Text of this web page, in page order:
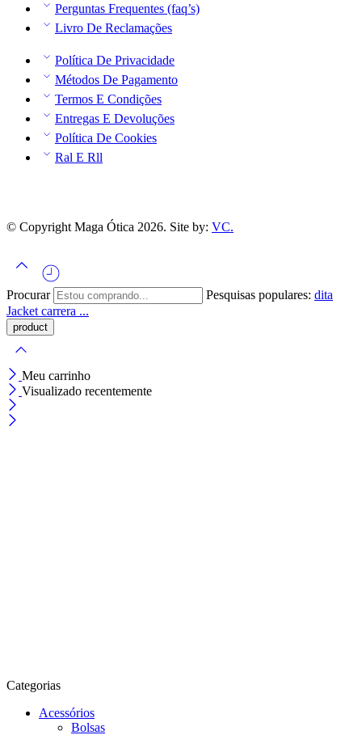
Perguntas Frequentes (faq’s)
Livro De Reclamações
Política De Privacidade
Métodos De Pagamento
Termos E Condições
Entregas E Devoluções
Política De Cookies
Ral E Rll
© Copyright Maga Ótica 2026. Site by: VC.
Procurar Pesquisas populares: dita
Jacket carrera ...
Meu carrinho
Visualizado recentemente
Categorias
Acessórios
Bolsas